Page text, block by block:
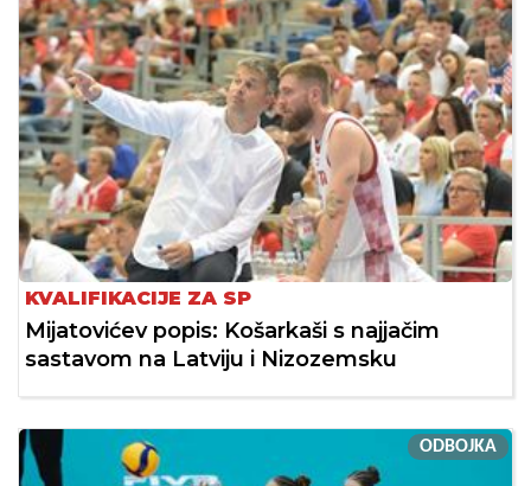
KVALIFIKACIJE ZA SP
Mijatovićev popis: Košarkaši s najjačim
sastavom na Latviju i Nizozemsku
ODBOJKA